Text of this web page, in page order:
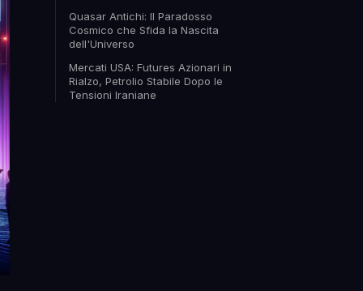
Quasar Antichi: Il Paradosso
Cosmico che Sfida la Nascita
dell'Universo
Mercati USA: Futures Azionari in
Rialzo, Petrolio Stabile Dopo le
Tensioni Iraniane